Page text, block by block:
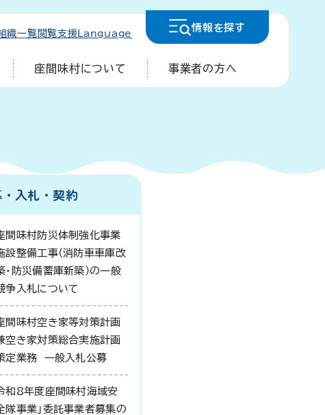
織一覧 閲覧支援 Language
情報を探す
座間味村について 事業者の方へ
入札・契約
間味村防災体制強化事業
設整備工事(消防車車庫改
・防災備蓄庫新築)の一般
争入札について
間味村空き家等対策計画
空き家対策総合実施計画
定業務 一般入札公募
和8年度座間味村海域安
隊事業」委託事業者募集の